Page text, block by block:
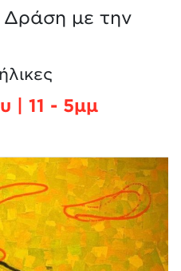
| 11 - 5μμ
Δράση με την